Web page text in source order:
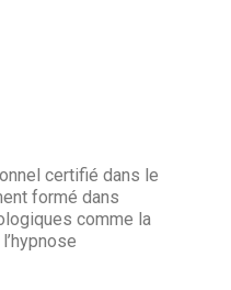
certifié dans le
formé dans
comme la